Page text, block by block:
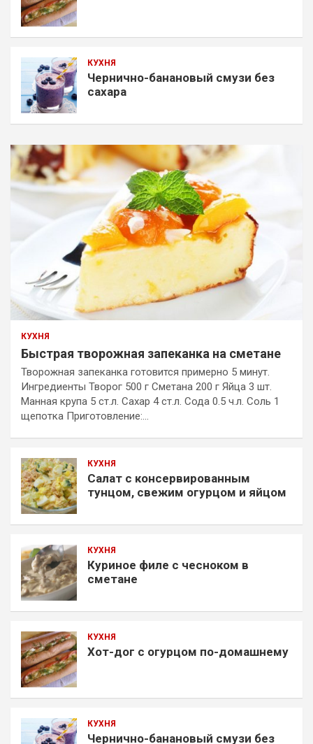
КУХНЯ
Чернично-банановый смузи без
сахара
КУХНЯ
Быстрая творожная запеканка на сметане
Творожная запеканка готовится примерно 5 минут.
Ингредиенты Творог 500 г Сметана 200 г Яйца 3 шт.
Манная крупа 5 ст.л. Сахар 4 ст.л. Сода 0.5 ч.л. Соль 1
щепотка Приготовление:…
КУХНЯ
Салат с консервированным
тунцом, свежим огурцом и яйцом
КУХНЯ
Куриное филе с чесноком в
сметане
КУХНЯ
Хот-дог с огурцом по-домашнему
КУХНЯ
Чернично-банановый смузи без